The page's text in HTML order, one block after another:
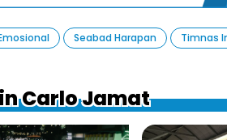
Seabad Harapan Timnas
Carlo Jamat